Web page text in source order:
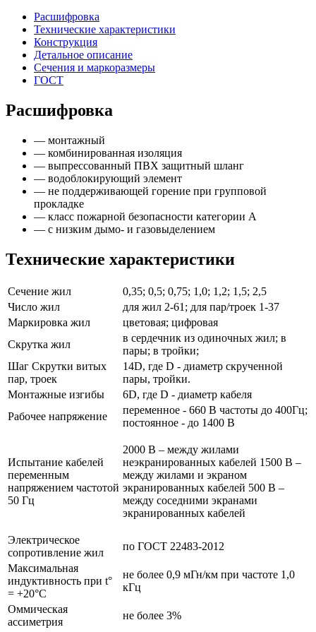
Расшифровка
Технические характеристики
Конструкция
Детальное описание
Сечения и маркоразмеры
ГОСТ
Расшифровка
— монтажный
— комбинированная изоляция
— выпрессованный ПВХ защитный шланг
— водоблокирующий элемент
— не поддерживающей горение при групповой
прокладке
— класс пожарной безопасности категории А
— с низким дымо- и газовыделением
Технические характеристики
Сечение жил
0,35; 0,5; 0,75; 1,0; 1,2; 1,5; 2,5
Число жил
для жил 2-61; для пар/троек 1-37
Маркировка жил
цветовая; цифровая
Скрутка жил
в сердечник из одиночных жил; в
пары; в тройки;
Шаг Скрутки витых
пар, троек
14D, где D - диаметр скрученной
пары, тройки.
Монтажные изгибы
6D, где D - диаметр кабеля
Рабочее напряжение
переменное - 660 В частоты до 400Гц;
постоянное - до 1400 В
Испытание кабелей
переменным
напряжением частотой
50 Гц
2000 В – между жилами
неэкранированных кабелей 1500 В –
между жилами и экраном
экранированных кабелей 500 В –
между соседними экранами
экранированных кабелей
Электрическое
сопротивление жил
по ГОСТ 22483-2012
Максимальная
индуктивность при t°
= +20°C
не более 0,9 мГн/км при частоте 1,0
кГц
Оммическая
ассиметрия
не более 3%